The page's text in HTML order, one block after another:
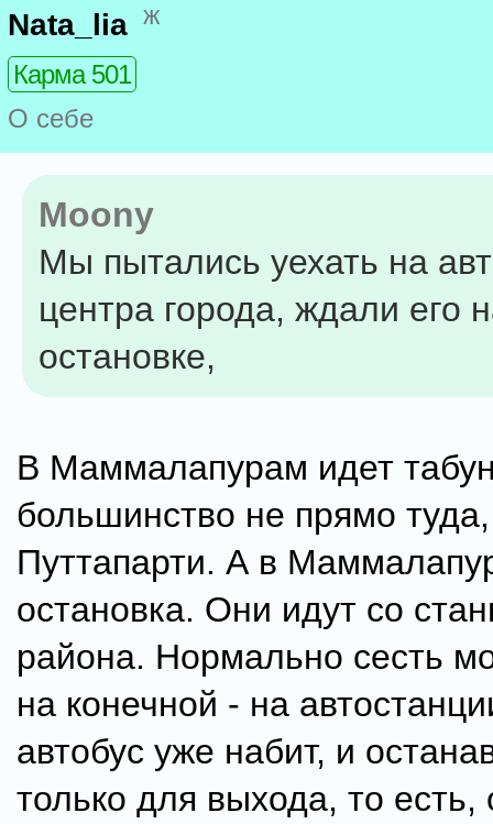
Nata_lia ж
Карма 501
О себе
Moony
Мы пытались уехать на
центра города, ждали его
остановке,
В Маммалапурам идет
большинство не прямо
Путтапарти. А в
остановка. Они идут со
района. Нормально сесть
на конечной - на
автобус уже набит, и
только для выхода, то есть,